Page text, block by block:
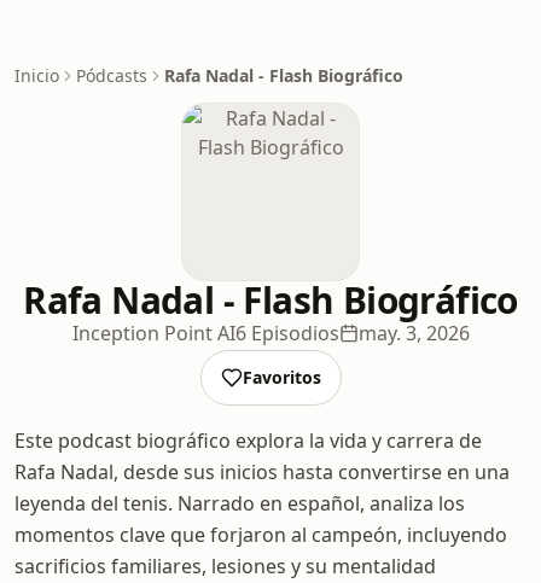
Inicio Pódcasts Rafa Nadal - Flash Biográfico
Rafa Nadal - Flash Biográfico
Inception Point AI6 Episodios may. 3, 2026
Favoritos
Este podcast biográfico explora la vida y carrera de
Rafa Nadal, desde sus inicios hasta convertirse en una
leyenda del tenis. Narrado en español, analiza los
momentos clave que forjaron al campeón, incluyendo
sacrificios familiares, lesiones y su mentalidad